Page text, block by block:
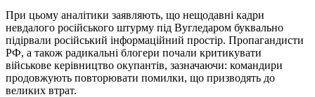
При цьому аналітики заявляють, що нещодавні кадри
невдалого російського штурму під Вугледаром буквально
підірвали російський інформаційний простір. Пропагандисти
РФ, а також радикальні блогери почали критикувати
військове керівництво окупантів, зазначаючи: командири
продовжують повторювати помилки, що призводять до
великих втрат.